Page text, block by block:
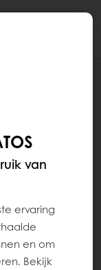
van
ervaring
en om
Bekijk